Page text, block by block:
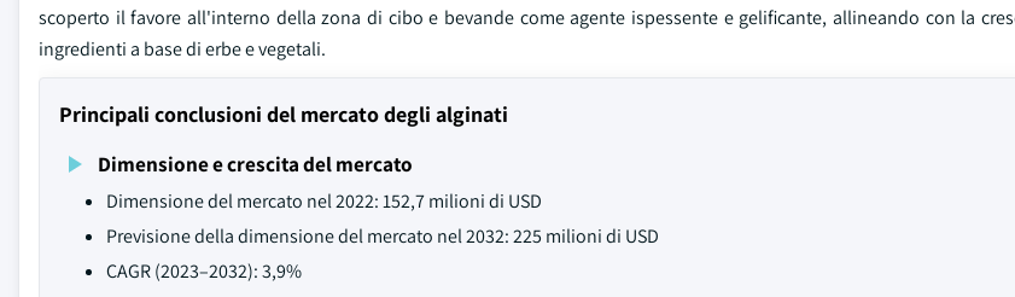
scoperto il favore all'interno della zona di cibo e bevande come agente ispessente e gelificante, allineando con la
ingredienti a base di erbe e vegetali.
Principali conclusioni del mercato degli alginati
Dimensione e crescita del mercato
Dimensione del mercato nel 2022: 152,7 milioni di USD
Previsione della dimensione del mercato nel 2032: 225 milioni di USD
CAGR (2023–2032): 3,9%